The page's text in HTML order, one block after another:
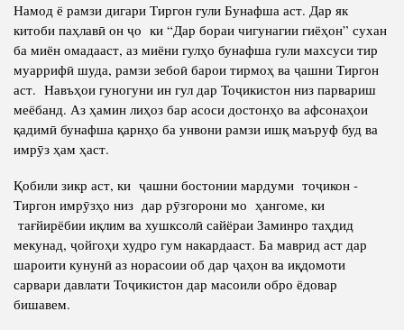
Намод ё рамзи дигари Тиргон гули Бунафша аст. Дар як
китоби паҳлавӣ он ҷо ки “Дар бораи чигунагии гиёҳон” сухан
ба миён омадааст, аз миёни гулҳо бунафша гули махсуси тир
муаррифӣ шуда, рамзи зебоӣ барои тирмоҳ ва ҷашни Тиргон
аст. Навъҳои гуногуни ин гул дар Тоҷикистон низ парвариш
меёбанд. Аз ҳамин лиҳоз бар асоси достонҳо ва афсонаҳои
қадимӣ бунафша қарнҳо ба унвони рамзи ишқ маъруф буд ва
имрӯз ҳам ҳаст.
Қобили зикр аст, ки ҷашни бостонии мардуми тоҷикон -
Тиргон имрӯзҳо низ дар рӯзгорони мо ҳангоме, ки
тағйирёбии иқлим ва хушксолӣ сайёраи Заминро таҳдид
мекунад, ҷойгоҳи худро гум накардааст. Ба маврид аст дар
шароити кунунӣ аз норасоии об дар ҷаҳон ва иқдомоти
сарвари давлати Тоҷикистон дар масоили обро ёдовар
бишавем.